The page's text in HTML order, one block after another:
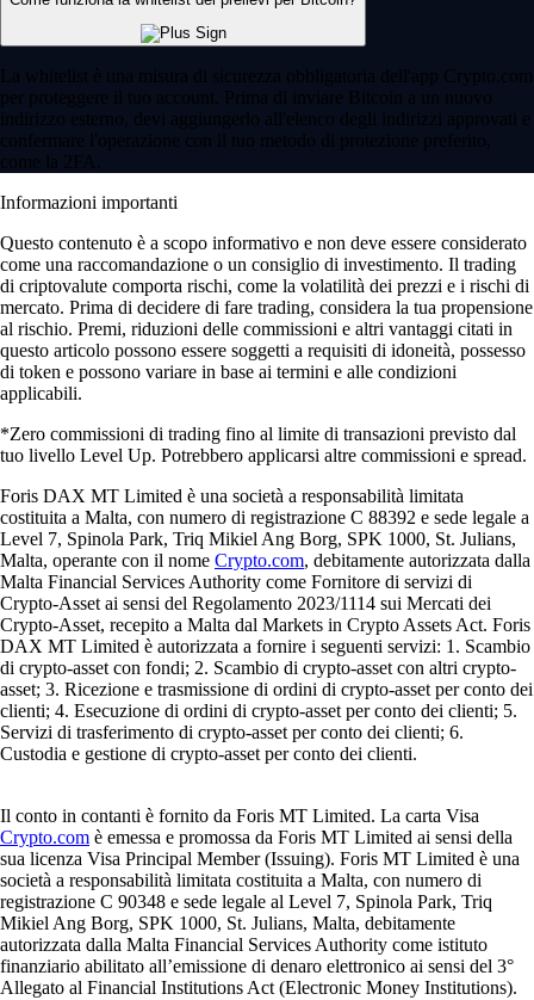
La whitelist è una misura di sicurezza obbligatoria dell'app Crypto.com
per proteggere il tuo account. Prima di inviare Bitcoin a un nuovo
indirizzo esterno, devi aggiungerlo all'elenco degli indirizzi approvati e
confermare l'operazione con il tuo metodo di protezione preferito,
come la 2FA.
Informazioni importanti
Questo contenuto è a scopo informativo e non deve essere considerato
come una raccomandazione o un consiglio di investimento. Il trading
di criptovalute comporta rischi, come la volatilità dei prezzi e i rischi di
mercato. Prima di decidere di fare trading, considera la tua propensione
al rischio. Premi, riduzioni delle commissioni e altri vantaggi citati in
questo articolo possono essere soggetti a requisiti di idoneità, possesso
di token e possono variare in base ai termini e alle condizioni
applicabili.
*Zero commissioni di trading fino al limite di transazioni previsto dal
tuo livello Level Up. Potrebbero applicarsi altre commissioni e spread.
Foris DAX MT Limited è una società a responsabilità limitata
costituita a Malta, con numero di registrazione C 88392 e sede legale a
Level 7, Spinola Park, Triq Mikiel Ang Borg, SPK 1000, St. Julians,
Malta, operante con il nome Crypto.com, debitamente autorizzata dalla
Malta Financial Services Authority come Fornitore di servizi di
Crypto-Asset ai sensi del Regolamento 2023/1114 sui Mercati dei
Crypto-Asset, recepito a Malta dal Markets in Crypto Assets Act. Foris
DAX MT Limited è autorizzata a fornire i seguenti servizi: 1. Scambio
di crypto-asset con fondi; 2. Scambio di crypto-asset con altri crypto-
asset; 3. Ricezione e trasmissione di ordini di crypto-asset per conto dei
clienti; 4. Esecuzione di ordini di crypto-asset per conto dei clienti; 5.
Servizi di trasferimento di crypto-asset per conto dei clienti; 6.
Custodia e gestione di crypto-asset per conto dei clienti.
Il conto in contanti è fornito da Foris MT Limited. La carta Visa
Crypto.com è emessa e promossa da Foris MT Limited ai sensi della
sua licenza Visa Principal Member (Issuing). Foris MT Limited è una
società a responsabilità limitata costituita a Malta, con numero di
registrazione C 90348 e sede legale al Level 7, Spinola Park, Triq
Mikiel Ang Borg, SPK 1000, St. Julians, Malta, debitamente
autorizzata dalla Malta Financial Services Authority come istituto
finanziario abilitato all’emissione di denaro elettronico ai sensi del 3°
Allegato al Financial Institutions Act (Electronic Money Institutions).